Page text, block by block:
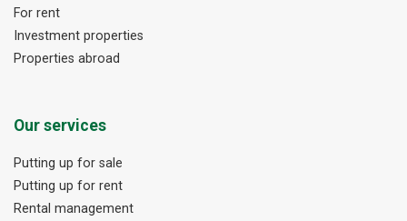
For rent
Investment properties
Properties abroad
Our services
Putting up for sale
Putting up for rent
Rental management